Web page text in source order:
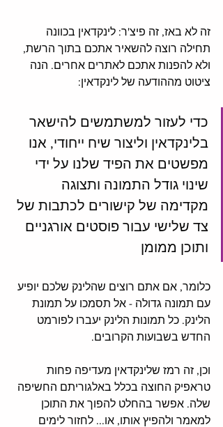
זה לא באז, זה פיצ'ר: לינקדאין בכוונה
תחילה רוצה להשאיר אתכם בתוך הרשת,
ולא להפנות אתכם לאתרים אחרים. הנה
ציטוט מההודעה של לינקדאין:
כדי לעזור למשתמשים להישאר
בלינקדאין וליצור שיח ייחודי, אנו
מפשטים את הפיד שלנו על ידי
שינוי גודל התמונה ותצוגה
מקדימה של קישורים לכתבות של
צד שלישי עבור פוסטים אורגניים
ותוכן ממומן
כלומר, אם אתם רוצים שהלינק שלכם יופיע
עם תמונה גדולה - אל תסמכו על תמונת
הלינק. כל תמונות הלינק יעברו לפורמט
החדש בשבועות הקרובים.
וכן, זה רמז שלינקדאין מעדיפה פחות
טראפיק החוצה בכלל באלגוריתם החשיפה
שלה. אפשר בהחלט להפוך את התוכן
למאמר ולהפיץ אותו, או... לחזור לימים